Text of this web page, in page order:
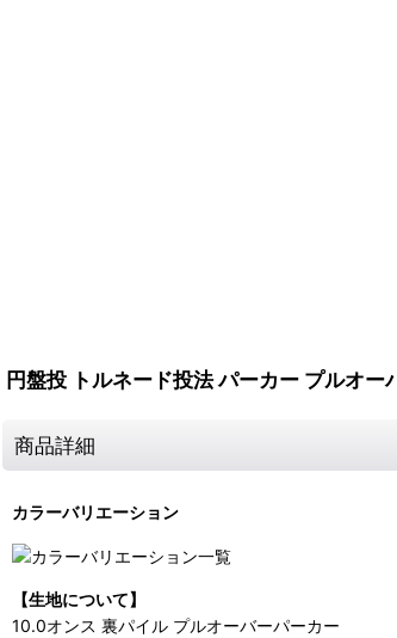
円盤投 トルネード投法 パーカー プルオー
商品詳細
カラーバリエーション
【生地について】
10.0オンス 裏パイル プルオーバーパーカー